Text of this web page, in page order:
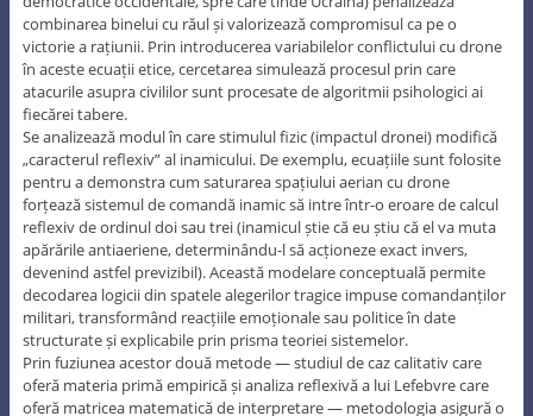
combinarea binelui cu răul și valorizează compromisul ca pe o
victorie a rațiunii. Prin introducerea variabilelor conflictului cu drone
în aceste ecuații etice, cercetarea simulează procesul prin care
atacurile asupra civililor sunt procesate de algoritmii psihologici ai
fiecărei tabere.
Se analizează modul în care stimulul fizic (impactul dronei) modifică
„caracterul reflexiv” al inamicului. De exemplu, ecuațiile sunt folosite
pentru a demonstra cum saturarea spațiului aerian cu drone
forțează sistemul de comandă inamic să intre într-o eroare de calcul
reflexiv de ordinul doi sau trei (inamicul știe că eu știu că el va muta
apărările antiaeriene, determinându-l să acționeze exact invers,
devenind astfel previzibil). Această modelare conceptuală permite
decodarea logicii din spatele alegerilor tragice impuse comandanților
militari, transformând reacțiile emoționale sau politice în date
structurate și explicabile prin prisma teoriei sistemelor.
Prin fuziunea acestor două metode — studiul de caz calitativ care
oferă materia primă empirică și analiza reflexivă a lui Lefebvre care
oferă matricea matematică de interpretare — metodologia asigură o